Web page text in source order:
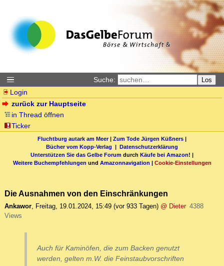
Suche: Los
Login
zurück zur Hauptseite
in Thread öffnen
Ticker
Fluchtburg autark am Meer| Zum Tode Jürgen Küßners |
Bücher vom Kopp-Verlag | Datenschutzerklärung
Unterstützen Sie das Gelbe Forum durch Käufe bei Amazon! |
Weitere Buchempfehlungen und Amazonnavigation | Cookie-Einstellungen
Die Ausnahmen von den Einschränkungen
Ankawor, Freitag, 19.01.2024, 15:49 (vor 933 Tagen) @ Dieter 4388
Views
Auch für Kaminöfen, die zum Backen genutzt
werden, gelten m.W. die Feinstaubvorschriften